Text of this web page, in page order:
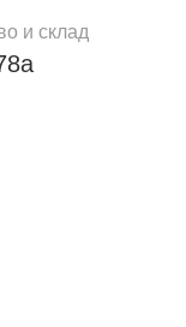
и склад